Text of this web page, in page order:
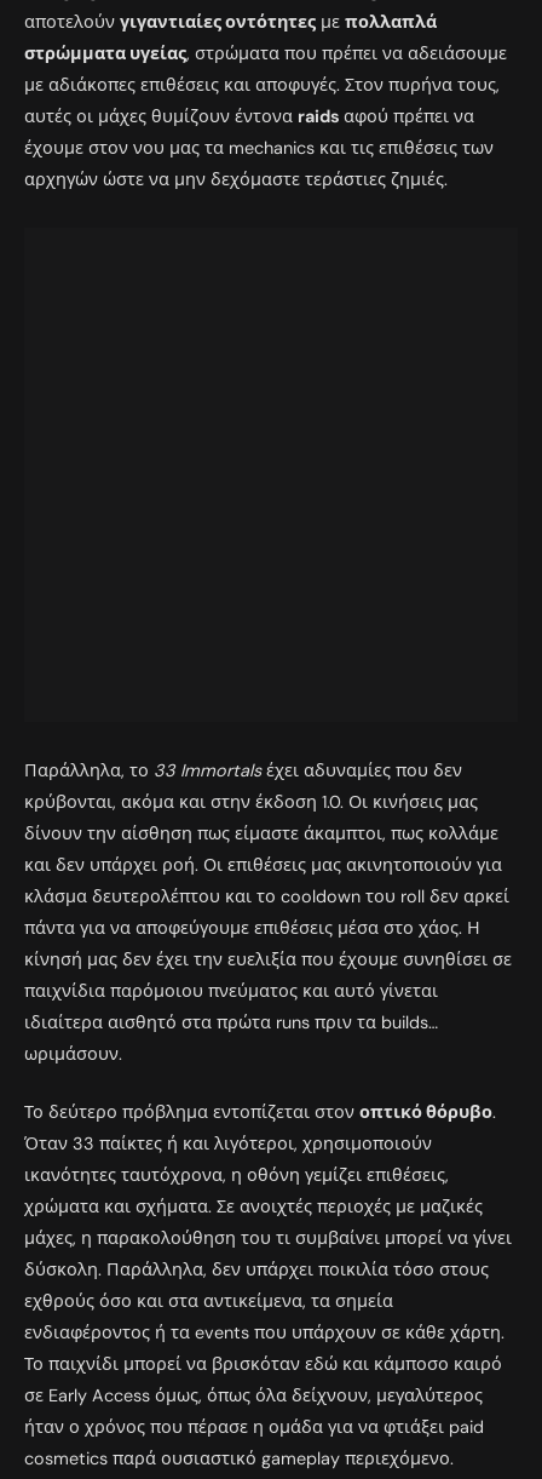
αποτελούν γιγαντιαίες οντότητες με πολλαπλά
στρώμματα υγείας, στρώματα που πρέπει να αδειάσουμε
με αδιάκοπες επιθέσεις και αποφυγές. Στον πυρήνα τους,
αυτές οι μάχες θυμίζουν έντονα raids αφού πρέπει να
έχουμε στον νου μας τα mechanics και τις επιθέσεις των
αρχηγών ώστε να μην δεχόμαστε τεράστιες ζημιές.
Παράλληλα, το 33 Immortalsέχει αδυναμίες που δεν
κρύβονται, ακόμα και στην έκδοση 1.0. Οι κινήσεις μας
δίνουν την αίσθηση πως είμαστε άκαμπτοι, πως κολλάμε
και δεν υπάρχει ροή. Οι επιθέσεις μας ακινητοποιούν για
κλάσμα δευτερολέπτου και το cooldown του roll δεν αρκεί
πάντα για να αποφεύγουμε επιθέσεις μέσα στο χάος. Η
κίνησή μας δεν έχει την ευελιξία που έχουμε συνηθίσει σε
παιχνίδια παρόμοιου πνεύματος και αυτό γίνεται
ιδιαίτερα αισθητό στα πρώτα runs πριν τα builds…
ωριμάσουν.
Το δεύτερο πρόβλημα εντοπίζεται στον οπτικό θόρυβο.
Όταν 33 παίκτες ή και λιγότεροι, χρησιμοποιούν
ικανότητες ταυτόχρονα, η οθόνη γεμίζει επιθέσεις,
χρώματα και σχήματα. Σε ανοιχτές περιοχές με μαζικές
μάχες, η παρακολούθηση του τι συμβαίνει μπορεί να γίνει
δύσκολη. Παράλληλα, δεν υπάρχει ποικιλία τόσο στους
εχθρούς όσο και στα αντικείμενα, τα σημεία
ενδιαφέροντος ή τα events που υπάρχουν σε κάθε χάρτη.
Το παιχνίδι μπορεί να βρισκόταν εδώ και κάμποσο καιρό
σε Early Access όμως, όπως όλα δείχνουν, μεγαλύτερος
ήταν ο χρόνος που πέρασε η ομάδα για να φτιάξει paid
cosmetics παρά ουσιαστικό gameplay περιεχόμενο.